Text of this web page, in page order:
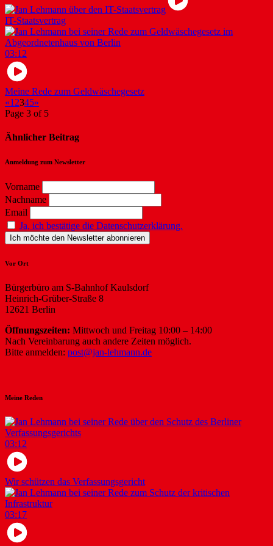
IT-Staatsvertrag
03:12
Meine Rede zum Geldwäschegesetz
«1 2345»
Page 3 of 5
Ähnlicher Beitrag
Anmeldung zum Newsletter
Vorname
Nachname
Email
Ja, ich bestätige die Datenschutzerklärung.
Vor Ort
Bürgerbüro am S-Bahnhof Kaulsdorf
Heinrich-Grüber-Straße 8
12621 Berlin
Öffnungszeiten: Mittwoch und Freitag 10:00 – 14:00
Nach Vereinbarung auch andere Zeiten möglich.
Bitte anmelden: post@jan-lehmann.de
Meine Reden
03:12
Wir schützen das Verfassungsgericht
03:17